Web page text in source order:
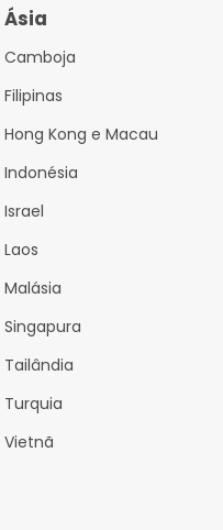
Ásia
Camboja
Filipinas
Hong Kong e Macau
Indonésia
Israel
Laos
Malásia
Singapura
Tailândia
Turquia
Vietnã